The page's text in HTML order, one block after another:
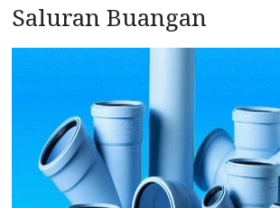
Saluran Buangan